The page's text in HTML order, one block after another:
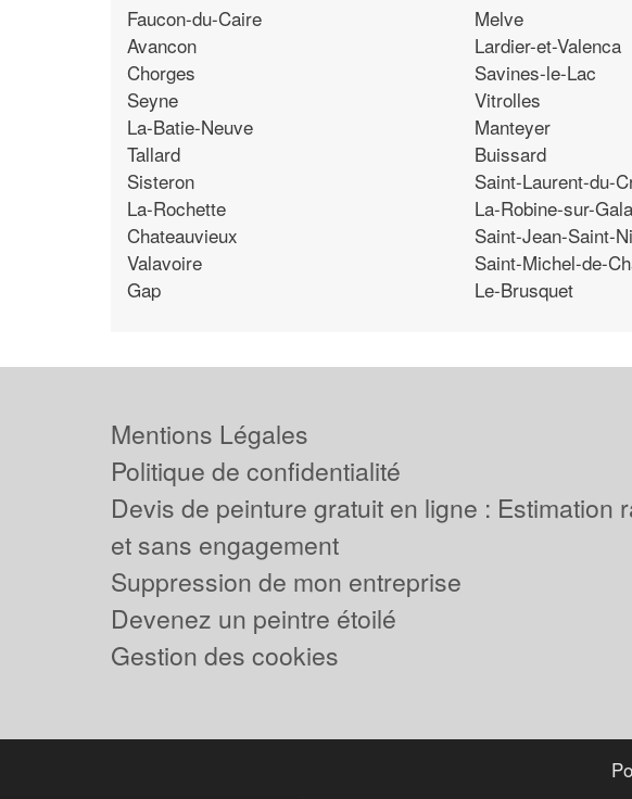
Faucon-du-Caire
Avancon
Chorges
Seyne
La-Batie-Neuve
Tallard
Sisteron
La-Rochette
Chateauvieux
Valavoire
Gap
Melve
Lardier-et-Valenca
Savines-le-Lac
Vitrolles
Manteyer
Buissard
Saint-Laurent-du-
La-Robine-sur-
Saint-Jean-Saint-
Saint-Michel-de-
Le-Brusquet
Mentions Légales
Politique de confidentialité
Devis de peinture gratuit en ligne : Estimation
et sans engagement
Suppression de mon entreprise
Devenez un peintre étoilé
Gestion des cookies